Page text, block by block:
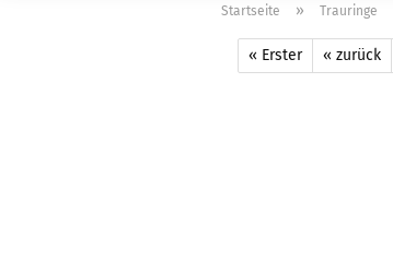
Startseite » Trauringe
« Erster « zurück